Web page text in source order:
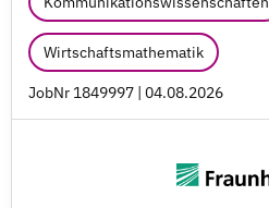
Wirtschaftsmathematik
JobNr 1849997 | 04.08.2026